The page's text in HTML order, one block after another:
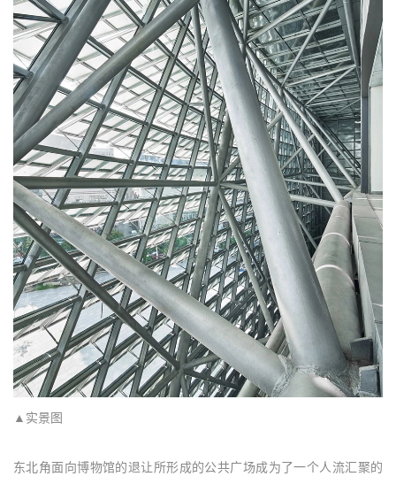
▲实景图
东北角面向博物馆的退让所形成的公共广场成为了一个人流汇聚的